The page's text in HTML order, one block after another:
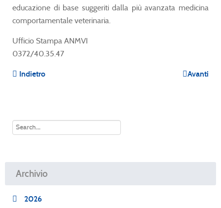
educazione di base suggeriti dalla più avanzata medicina
comportamentale veterinaria.
Ufficio Stampa ANMVI
0372/40.35.47
Indietro Avanti
Archivio
2026